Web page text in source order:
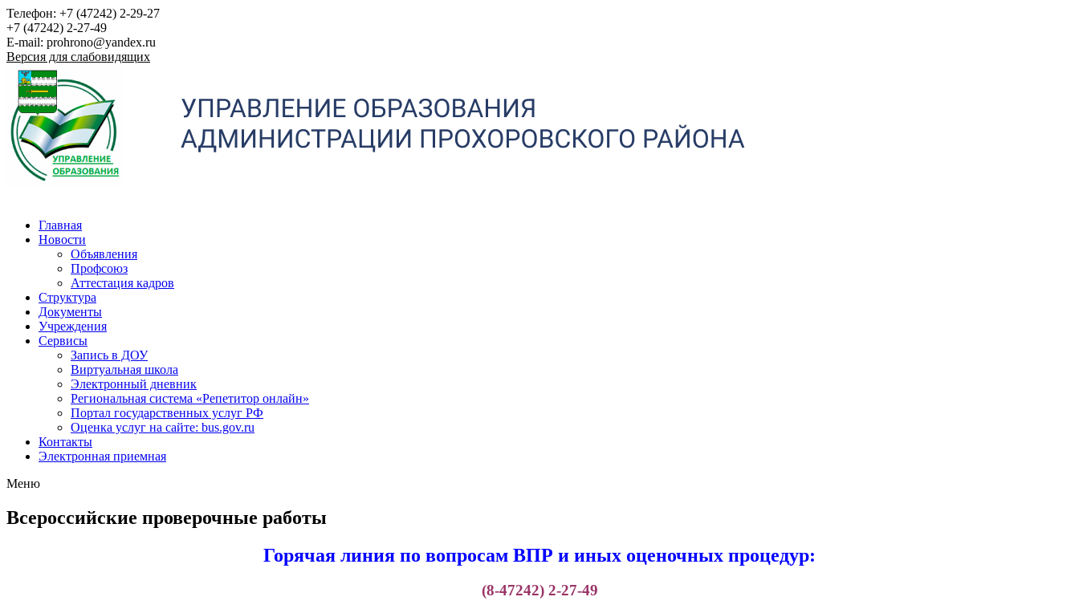
Телефон: +7 (47242) 2-29-27
+7 (47242) 2-27-49
E-mail: prohrono@yandex.ru
Версия для слабовидящих
Главная
Новости
Объявления
Профсоюз
Аттестация кадров
Структура
Документы
Учреждения
Сервисы
Запись в ДОУ
Виртуальная школа
Электронный дневник
Региональная система «Репетитор онлайн»
Портал государственных услуг РФ
Оценка услуг на сайте: bus.gov.ru
Контакты
Электронная приемная
Меню
Всероссийские проверочные работы
Горячая линия по вопросам ВПР и иных оценочных процедур:
(8-47242) 2-27-49